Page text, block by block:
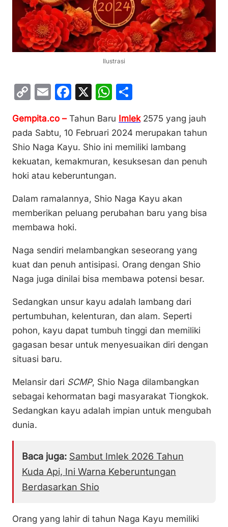
Ilustrasi
C
p
y
Li
n
E
ai
l
F
c
e
b
o
k
X
W
at
s
A
p
ar
e
Gempita.co – Tahun Baru Imlek2575 yang jauh
pada Sabtu, 10 Februari 2024 merupakan tahun
Shio Naga Kayu. Shio ini memiliki lambang
kekuatan, kemakmuran, kesuksesan dan penuh
hoki atau keberuntungan.
Dalam ramalannya, Shio Naga Kayu akan
memberikan peluang perubahan baru yang bisa
membawa hoki.
Naga sendiri melambangkan seseorang yang
kuat dan penuh antisipasi. Orang dengan Shio
Naga juga dinilai bisa membawa potensi besar.
Sedangkan unsur kayu adalah lambang dari
pertumbuhan, kelenturan, dan alam. Seperti
pohon, kayu dapat tumbuh tinggi dan memiliki
gagasan besar untuk menyesuaikan diri dengan
situasi baru.
Melansir dari SCMP, Shio Naga dilambangkan
sebagai kehormatan bagi masyarakat Tiongkok.
Sedangkan kayu adalah impian untuk mengubah
dunia.
Baca juga: Sambut Imlek 2026 Tahun
Kuda Api, Ini Warna Keberuntungan
Berdasarkan Shio
Orang yang lahir di tahun Naga Kayu memiliki